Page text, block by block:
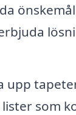
upp
som